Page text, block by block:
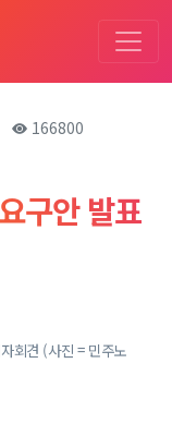
166800
구안 발표
회견 (사진 = 민주노